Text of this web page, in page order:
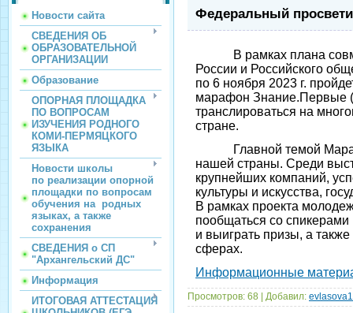
Новости сайта
СВЕДЕНИЯ ОБ
ОБРАЗОВАТЕЛЬНОЙ
ОРГАНИЗАЦИИ
Образование
ОПОРНАЯ ПЛОЩАДКА
ПО ВОПРОСАМ
ИЗУЧЕНИЯ РОДНОГО
КОМИ-ПЕРМЯЦКОГО
ЯЗЫКА
Новости школы
по реализации опорной
площадки по вопросам
обучения на родных
языках, а также
сохранения
СВЕДЕНИЯ о СП
"Архангельский ДС"
Информация
ИТОГОВАЯ АТТЕСТАЦИЯ
Федеральный
В рамках плана
России и Российского
по 6 ноября 2023 г.
марафон Знание.Первые
транслироваться на
стране.
Главной темой
нашей страны. Среди
крупнейших компаний,
культуры и искусства,
В рамках проекта
пообщаться со
и выиграть призы, а
сферах.
Информационные
Просмотров: 68 Добавил: